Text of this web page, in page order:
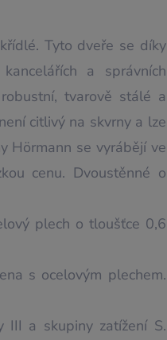
Tyto dveře se díky
a správních
tvarově stálé a
citlivý na skvrny a lze
Hörmann se vyrábějí ve
cenu. Dvoustěnné o
plech o tloušťce 0,6
s ocelovým plechem.
III a skupiny zatížení S.